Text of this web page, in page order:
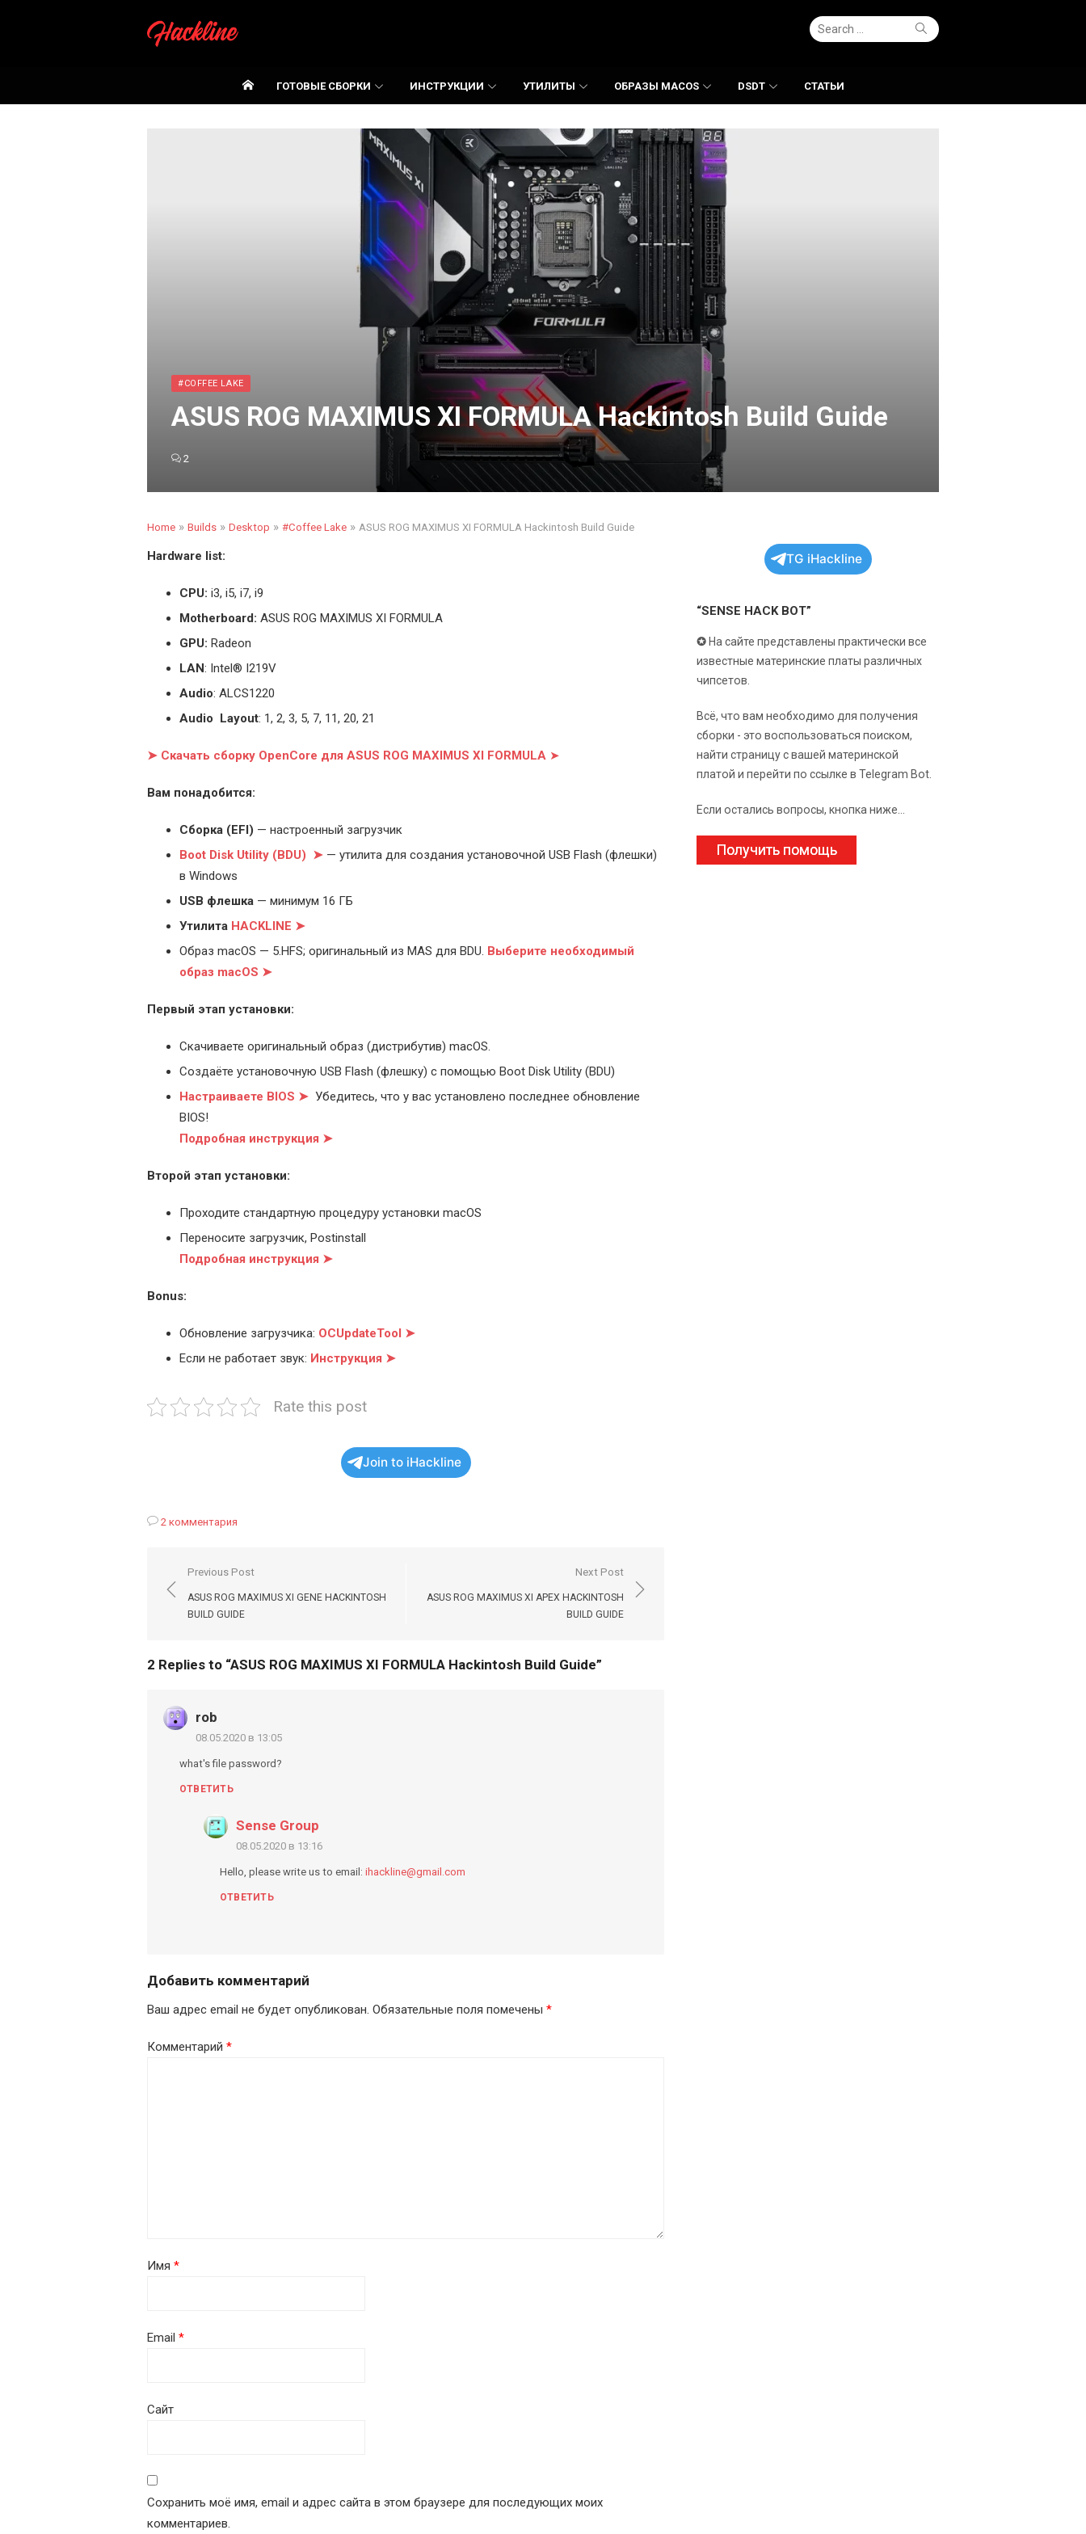
Search
for:
Search
ГОТОВЫЕ СБОРКИ ИНСТРУКЦИИ УТИЛИТЫ ОБРАЗЫ MACOS DSDT СТАТЬИ
#COFFEE LAKE
ASUS ROG MAXIMUS XI FORMULA Hackintosh Build Guide
2
Home » Builds » Desktop » #Coffee Lake » ASUS ROG MAXIMUS XI FORMULA Hackintosh Build Guide
Hardware list:
CPU: i3, i5, i7, i9
Motherboard: ASUS ROG MAXIMUS XI FORMULA
GPU: Radeon
LAN: Intel® I219V
Audio: ALCS1220
Audio Layout: 1, 2, 3, 5, 7, 11, 20, 21
➤ Скачать сборку OpenCore для ASUS ROG MAXIMUS XI FORMULA ➤
Вам понадобится:
Cборка (EFI) — настроенный загрузчик
Boot Disk Utility (BDU) ➤ — утилита для создания установочной USB Flash (флешки)
в Windows
USB флешка — минимум 16 ГБ
Утилита HACKLINE ➤
Образ macOS — 5.HFS; оригинальный из MAS для BDU. Выберите необходимый
образ macOS ➤
Первый этап установки:
Скачиваете оригинальный образ (дистрибутив) macOS.
Создаёте установочную USB Flash (флешку) с помощью Boot Disk Utility (BDU)
Настраиваете BIOS ➤ Убедитесь, что у вас установлено последнее обновление
BIOS!
Подробная инструкция ➤
Второй этап установки:
Проходите стандартную процедуру установки macOS
Переносите загрузчик, Postinstall
Подробная инструкция ➤
Bonus:
Обновление загрузчика: OCUpdateTool ➤
Если не работает звук: Инструкция ➤
Rate this post
Join to iHackline
2 комментария
Навигация
по
записям
Previous Post
ASUS ROG MAXIMUS XI GENE HACKINTOSH
BUILD GUIDE
Next Post
ASUS ROG MAXIMUS XI APEX HACKINTOSH
BUILD GUIDE
2 Replies to “ASUS ROG MAXIMUS XI FORMULA Hackintosh Build Guide”
rob
08.05.2020 в 13:05
what's file password?
ОТВЕТИТЬ
Sense Group
08.05.2020 в 13:16
Hello, please write us to email: ihackline@gmail.com
ОТВЕТИТЬ
Добавить комментарий
Ваш адрес email не будет опубликован. Обязательные поля помечены *
Комментарий *
Имя *
Email *
Сайт
Сохранить моё имя, email и адрес сайта в этом браузере для последующих моих
комментариев.
TG iHackline
“SENSE HACK BOT”
✪ На сайте представлены практически все
известные материнские платы различных
чипсетов.
Всё, что вам необходимо для получения
сборки - это воспользоваться поиском,
найти страницу с вашей материнской
платой и перейти по ссылке в Telegram Bot.
Если остались вопросы, кнопка ниже...
Получить помощь